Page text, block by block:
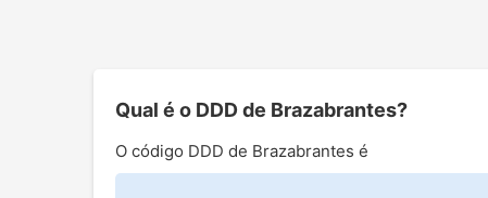
Qual é o DDD de Brazabrantes?
O código DDD de Brazabrantes é